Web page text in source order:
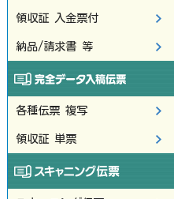
領収証 入金票付
納品/請求書 等
各種伝票 複写
領収証 単票